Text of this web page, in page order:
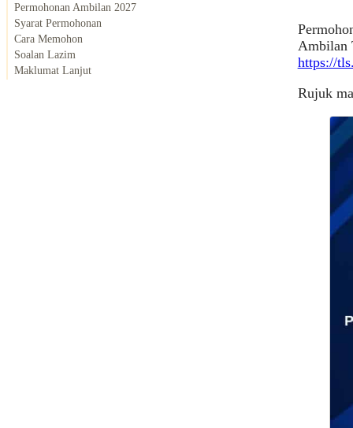
Permohonan Ambilan 2027
Syarat Permohonan
Cara Memohon
Soalan Lazim
Maklumat Lanjut
Ambilan
https://
Rujuk